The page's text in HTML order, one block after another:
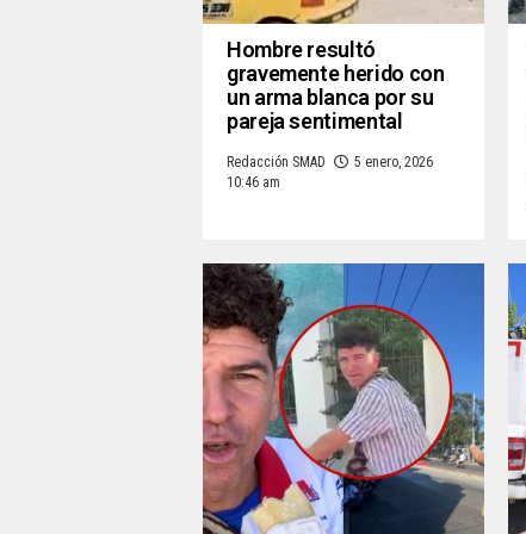
Hombre resultó
gravemente herido con
un arma blanca por su
pareja sentimental
Redacción SMAD
5 enero, 2026
10:46 am